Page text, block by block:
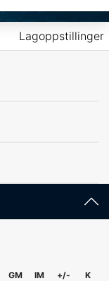
Lagoppstillinger
GM IM +/- K